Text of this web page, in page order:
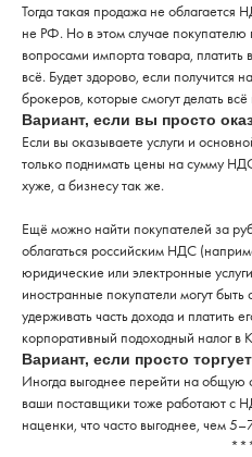
Тогда такая продажа не
не РФ. Но в этом случае покупателю
вопросами импорта товара,
всё. Будет здорово, если получится
брокеров, которые смогут делать
Вариант, если вы просто
Если вы оказываете услуги и
только поднимать цены на сумму
хуже, а бизнесу так же.
Ещё можно найти покупателей за
облагаться российским НДС
юридические или электронные
иностранные покупатели могут
удерживать часть дохода и платить
корпоративный подоходный налог в
Вариант, если просто
Иногда выгоднее перейти на общую
ваши поставщики тоже работают с
наценки, что часто выгоднее, чем